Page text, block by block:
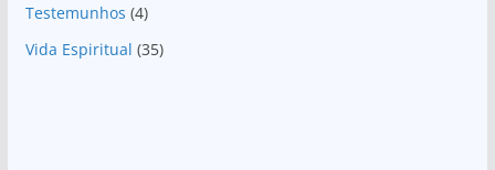
Testemunhos (4)
Vida Espiritual (35)